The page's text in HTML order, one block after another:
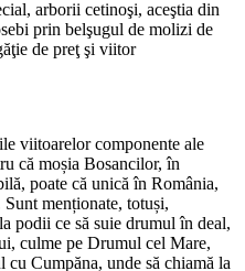
arborii cetinoşi, aceştia din
prin belşugul de molizi de
de preţ şi viitor
viitoarelor componente ale
că moșia Bosancilor, în
poate că unică în România,
menționate, totuși,
podii ce să suie drumul în deal,
culme pe Drumul cel Mare,
cu Cumpăna, unde să chiamă la